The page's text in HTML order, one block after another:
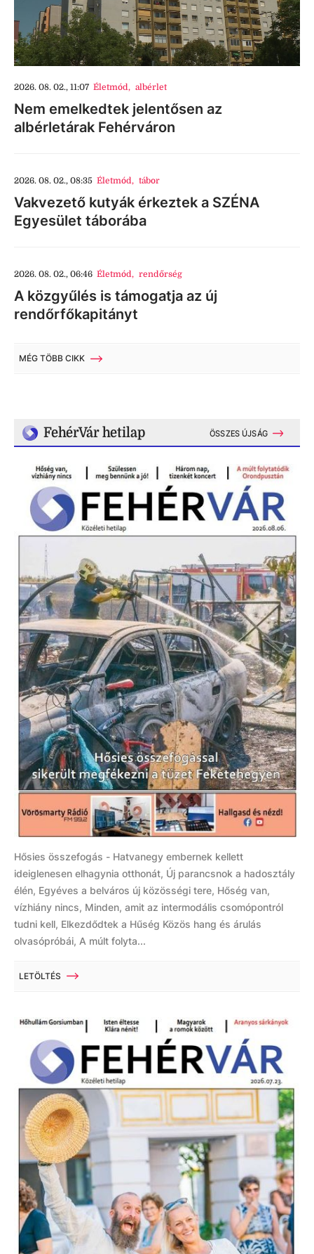
2026. 08. 02., 11:07 Életmód, albérlet
Nem emelkedtek jelentősen az
albérletárak Fehérváron
2026. 08. 02., 08:35 Életmód, tábor
Vakvezető kutyák érkeztek a SZÉNA
Egyesület táborába
2026. 08. 02., 06:46 Életmód, rendőrség
A közgyűlés is támogatja az új
rendőrfőkapitányt
MÉG TÖBB CIKK
FehérVár hetilap ÖSSZES ÚJSÁG
Hősies összefogás - Hatvanegy embernek kellett
ideiglenesen elhagynia otthonát, Új parancsnok a hadosztály
élén, Egyéves a belváros új közösségi tere, Hőség van,
vízhiány nincs, Minden, amit az intermodális csomópontról
tudni kell, Elkezdődtek a Hűség Közös hang és árulás
olvasópróbái, A múlt folyta...
LETÖLTÉS